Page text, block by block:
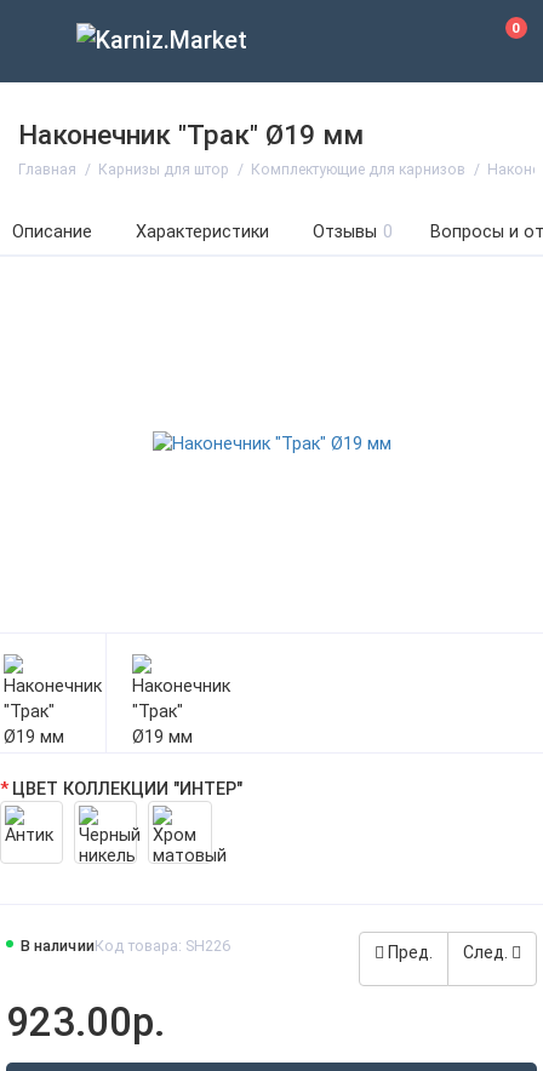
0
Наконечник "Трак" Ø19 мм
Главная Карнизы для штор Комплектующие для карнизов
Описание Характеристики Отзывы 0 Вопросы и
Пред. След.
В наличииКод товара: SH226
923.00р.
ЦВЕТ КОЛЛЕКЦИИ "ИНТЕР"